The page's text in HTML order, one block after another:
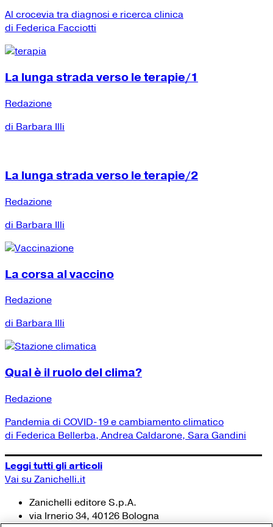
Al crocevia tra diagnosi e ricerca clinica
di Federica Facciotti
La lunga strada verso le terapie/1
Redazione
di Barbara Illi
La lunga strada verso le terapie/2
Redazione
di Barbara Illi
La corsa al vaccino
Redazione
di Barbara Illi
Qual è il ruolo del clima?
Redazione
Pandemia di COVID-19 e cambiamento climatico
di Federica Bellerba, Andrea Caldarone, Sara Gandini
Leggi tutti gli articoli
Vai su Zanichelli.it
Zanichelli editore S.p.A.
via Irnerio 34, 40126 Bologna